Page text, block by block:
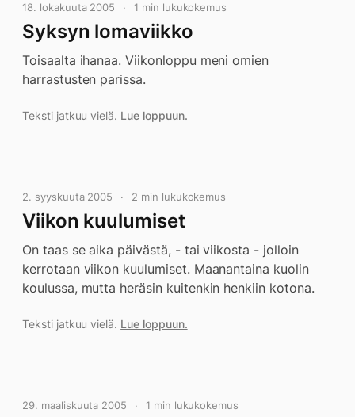
18. lokakuuta 2005 1 min lukukokemus
Syksyn lomaviikko
Toisaalta ihanaa. Viikonloppu meni omien
harrastusten parissa.
Teksti jatkuu vielä. Lue loppuun.
2. syyskuuta 2005 2 min lukukokemus
Viikon kuulumiset
On taas se aika päivästä, - tai viikosta - jolloin
kerrotaan viikon kuulumiset. Maanantaina kuolin
koulussa, mutta heräsin kuitenkin henkiin kotona.
Teksti jatkuu vielä. Lue loppuun.
29. maaliskuuta 2005 1 min lukukokemus